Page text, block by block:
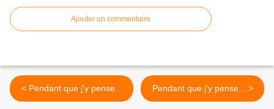
Ajouter un commentaire
< Pendant que j'y pense... Pendant que j'y pense... >